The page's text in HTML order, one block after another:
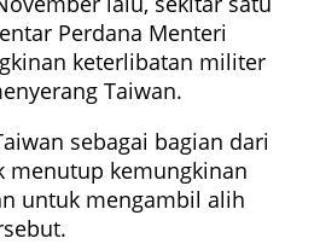
Perdana Menteri
keterlibatan militer
Taiwan.
sebagai bagian dari
menutup kemungkinan
untuk mengambil alih